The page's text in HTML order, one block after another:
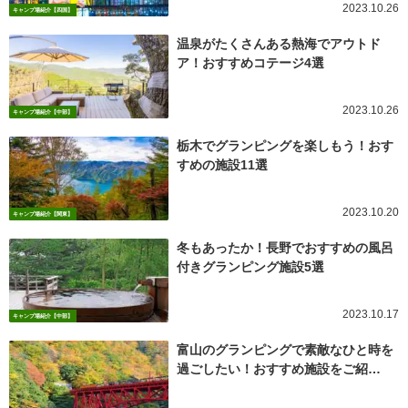
キャンプ場紹介【四国】 2023.10.26
キャンプ場紹介【中部】
温泉がたくさんある熱海でアウトド
ア！おすすめコテージ4選
2023.10.26
キャンプ場紹介【関東】
栃木でグランピングを楽しもう！おす
すめの施設11選
2023.10.20
キャンプ場紹介【中部】
冬もあったか！長野でおすすめの風呂
付きグランピング施設5選
2023.10.17
富山のグランピングで素敵なひと時を
過ごしたい！おすすめ施設をご紹…